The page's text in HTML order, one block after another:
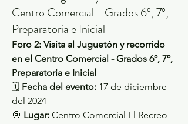
Centro Comercial - Grados 6º, 7º,
Preparatoria e Inicial
Foro 2: Visita al Juguetón y recorrido
en el Centro Comercial - Grados 6º, 7º,
Preparatoria e Inicial
🗓 Fecha del evento: 17 de diciembre
del 2024
🎯 Lugar: Centro Comercial El Recreo